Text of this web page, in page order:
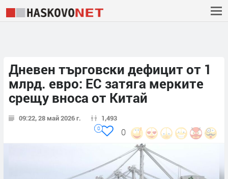
Дневен търговски дефицит от 1
млрд. евро: ЕС затяга мерките
срещу вноса от Китай
09:22, 28 май 2026 г. 1,493
0
0